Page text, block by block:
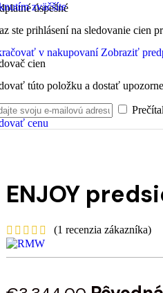
zväčšíte
úspešné
ste prihlásení na sledovanie cien
v nakupovaní Zobraziť
cien
túto položku a dostať
cenu
ENJOY
(1 recenzia zákazníka)